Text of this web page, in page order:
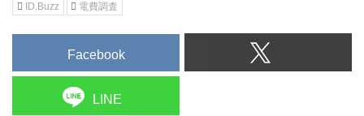
ID.Buzz
電費調査
Facebook
LINE